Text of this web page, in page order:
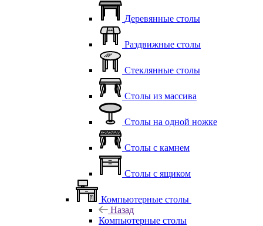
Деревянные столы
Раздвижные столы
Стеклянные столы
Столы из массива
Столы на одной ножке
Столы с камнем
Столы с ящиком
Компьютерные столы
Назад
Компьютерные столы